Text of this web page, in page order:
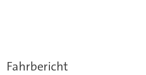
Fahrbericht